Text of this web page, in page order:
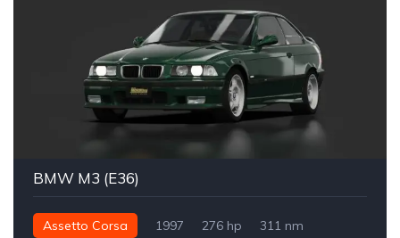
BMW M3 (E36)
Assetto Corsa 1997 276 hp
311 nm